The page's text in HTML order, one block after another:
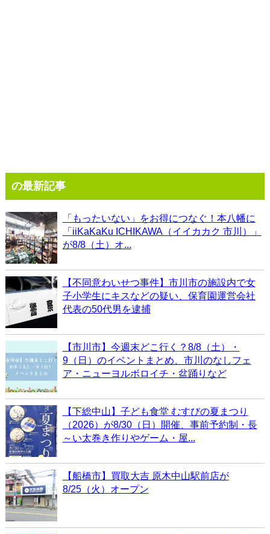
の最新記事
「もったいない」をお得につなぐ！本八幡に
「iiKaKaKu ICHIKAWA（イイカカク 市川）」
が8/8（土）オ...
【不同意わいせつ事件】市川市の施設内で女
子小学生にキスなどの疑い、保育園運営会社
代表の50代男を逮捕
【市川市】今週末どこ行く？8/8（土）・
9（日）のイベントまとめ、市川のなしフェ
ア・ニューヨルボロイチ・盆踊りなど
【下総中山】子ども食堂 むすびの夏まつり
（2026）が8/30（日）開催、事前予約制・長
～い太巻き作りやゲーム・屋...
【船橋市】買取大吉 原木中山駅前店が
8/25（火）オープン